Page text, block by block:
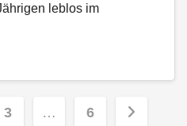
leblos im
3 … 6